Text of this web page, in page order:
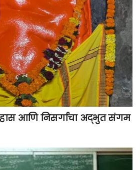
आणि निसर्गाचा अद्भुत संगम